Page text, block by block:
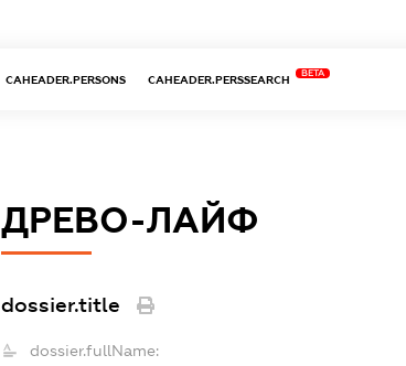
CAHEADER.PERSONS CAHEADER.PERSSEARCH
BETA
ДРЕВО-ЛАЙФ
dossier.title
dossier.fullName: